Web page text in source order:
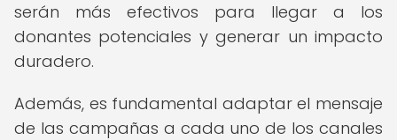
serán más efectivos para llegar a los
donantes potenciales y generar un impacto
duradero.
Además, es fundamental adaptar el mensaje
de las campañas a cada uno de los canales